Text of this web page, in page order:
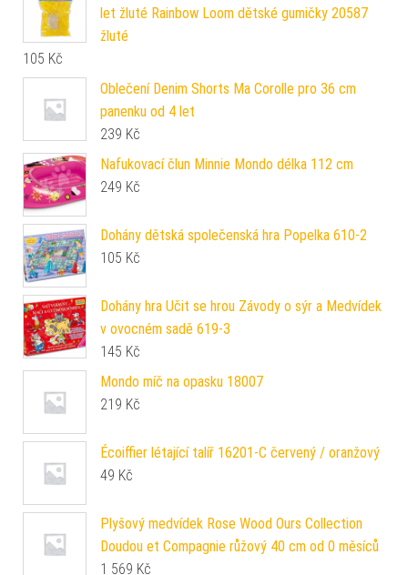
let žluté Rainbow Loom dětské gumičky 20587
žluté
105 Kč
Oblečení Denim Shorts Ma Corolle pro 36 cm
panenku od 4 let
239 Kč
Nafukovací člun Minnie Mondo délka 112 cm
249 Kč
Dohány dětská společenská hra Popelka 610-2
105 Kč
Dohány hra Učit se hrou Závody o sýr a Medvídek
v ovocném sadě 619-3
145 Kč
Mondo míč na opasku 18007
219 Kč
Écoiffier létající talíř 16201-C červený / oranžový
49 Kč
Plyšový medvídek Rose Wood Ours Collection
Doudou et Compagnie růžový 40 cm od 0 měsíců
1 569 Kč